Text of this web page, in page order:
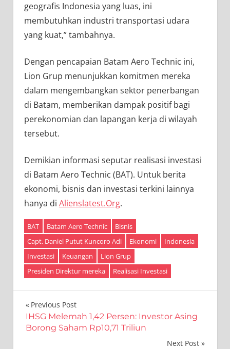
geografis Indonesia yang luas, ini
membutuhkan industri transportasi udara
yang kuat,” tambahnya.
Dengan pencapaian Batam Aero Technic ini,
Lion Grup menunjukkan komitmen mereka
dalam mengembangkan sektor penerbangan
di Batam, memberikan dampak positif bagi
perekonomian dan lapangan kerja di wilayah
tersebut.
Demikian informasi seputar realisasi investasi
di Batam Aero Technic (BAT). Untuk berita
ekonomi, bisnis dan investasi terkini lainnya
hanya di Alienslatest.Org.
BAT Batam Aero Technic
Bisnis
Capt. Daniel Putut Kuncoro Adi
Ekonomi
Indonesia
Investasi
Keuangan
Lion Grup
Presiden Direktur mereka
Realisasi Investasi
Navigasi
pos
Previous Post
IHSG Melemah 1,42 Persen: Investor Asing
Borong Saham Rp10,71 Triliun
Next Post